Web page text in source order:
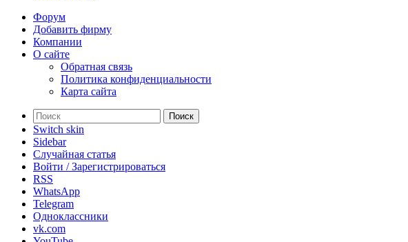
Форум
Добавить фирму
Компании
О сайте
Обратная связь
Политика конфиденциальности
Карта сайта
Поиск
Switch skin
Sidebar
Случайная статья
Войти / Зарегистрироваться
RSS
WhatsApp
Telegram
Одноклассники
vk.com